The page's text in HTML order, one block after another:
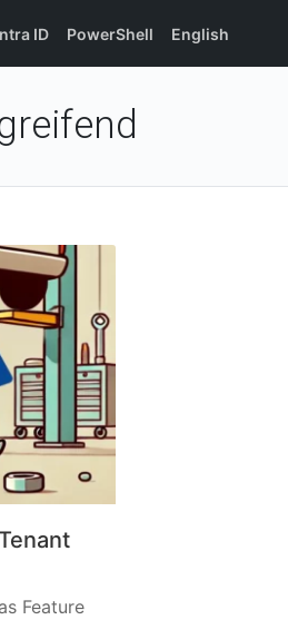
ID PowerShell English
Feature